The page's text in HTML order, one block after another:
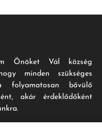
Önöket Vál község
minden szükséges
folyamatosan bővülő
akár érdeklődőként